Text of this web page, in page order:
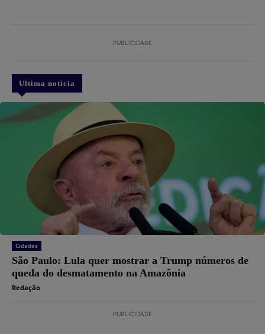
PUBLICIDADE
Ultima notícia
Cidades
São Paulo: Lula quer mostrar a Trump números de
queda do desmatamento na Amazônia
Redação
PUBLICIDADE